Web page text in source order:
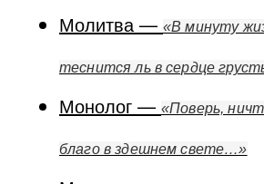
Молитва — «В минуту
теснится ль в сердце
Монолог — «Поверь,
благо в здешнем свете…»